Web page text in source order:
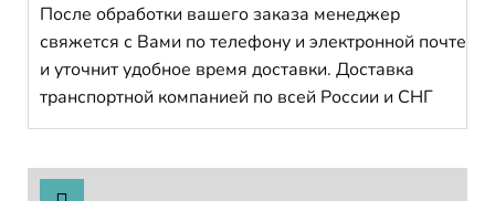
После обработки вашего заказа менеджер
свяжется с Вами по телефону и электронной почте
и уточнит удобное время доставки. Доставка
транспортной компанией по всей России и СНГ